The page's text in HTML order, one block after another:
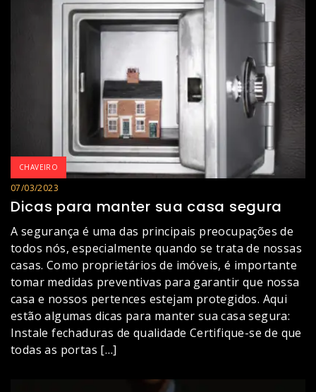
CHAVEIRO
07/03/2023
Dicas para manter sua casa segura
A segurança é uma das principais preocupações de
todos nós, especialmente quando se trata de nossas
casas. Como proprietários de imóveis, é importante
tomar medidas preventivas para garantir que nossa
casa e nossos pertences estejam protegidos. Aqui
estão algumas dicas para manter sua casa segura:
Instale fechaduras de qualidade Certifique-se de que
todas as portas […]